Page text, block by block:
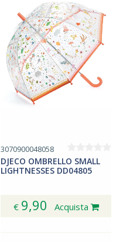
3070900048058
DJECO OMBRELLO SMALL
LIGHTNESSES DD04805
€ 9,90 Acquista